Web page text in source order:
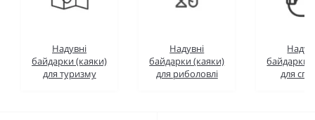
Надувні
байдарки (каяки)
для туризму
Надувні
байдарки (каяки)
для риболовлі
байдарки
для